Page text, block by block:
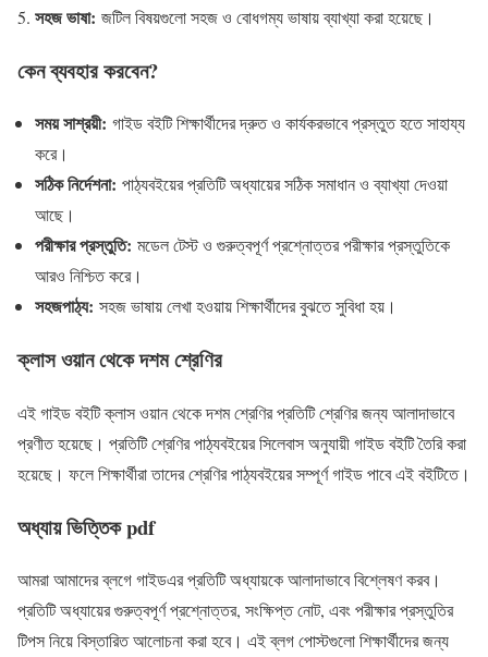
সহজ ভাষা: জটিল বিষয়গুলো সহজ ও বোধগম্য ভাষায় ব্যাখ্যা করা হয়েছে।
কেন ব্যবহার করবেন?
সময় সাশ্রয়ী: গাইড বইটি শিক্ষার্থীদের দ্রুত ও কার্যকরভাবে প্রস্তুত হতে সাহায্য
করে।
সঠিক নির্দেশনা: পাঠ্যবইয়ের প্রতিটি অধ্যায়ের সঠিক সমাধান ও ব্যাখ্যা দেওয়া
আছে।
পরীক্ষার প্রস্তুতি: মডেল টেস্ট ও গুরুত্বপূর্ণ প্রশ্নোত্তর পরীক্ষার প্রস্তুতিকে
আরও নিশ্চিত করে।
সহজপাঠ্য: সহজ ভাষায় লেখা হওয়ায় শিক্ষার্থীদের বুঝতে সুবিধা হয়।
ক্লাস ওয়ান থেকে দশম শ্রেণির
এই গাইড বইটি ক্লাস ওয়ান থেকে দশম শ্রেণির প্রতিটি শ্রেণির জন্য আলাদাভাবে
প্রণীত হয়েছে। প্রতিটি শ্রেণির পাঠ্যবইয়ের সিলেবাস অনুযায়ী গাইড বইটি তৈরি করা
হয়েছে। ফলে শিক্ষার্থীরা তাদের শ্রেণির পাঠ্যবইয়ের সম্পূর্ণ গাইড পাবে এই বইটিতে।
অধ্যায় ভিত্তিক pdf
আমরা আমাদের ব্লগে গাইডএর প্রতিটি অধ্যায়কে আলাদাভাবে বিশ্লেষণ করব।
প্রতিটি অধ্যায়ের গুরুত্বপূর্ণ প্রশ্নোত্তর, সংক্ষিপ্ত নোট, এবং পরীক্ষার প্রস্তুতির
টিপস নিয়ে বিস্তারিত আলোচনা করা হবে। এই ব্লগ পোস্টগুলো শিক্ষার্থীদের জন্য